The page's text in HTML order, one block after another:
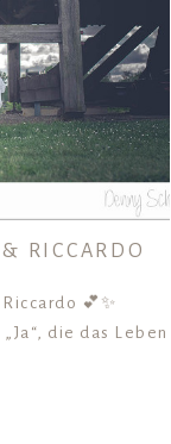
RICCARDO
💕✨
die das Leben